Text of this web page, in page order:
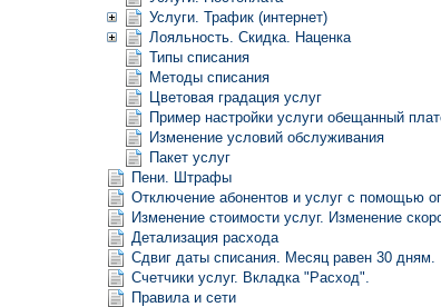
Услуги. Трафик (интернет)
Лояльность. Скидка. Наценка
Типы списания
Методы списания
Цветовая градация услуг
Пример настройки услуги обещанный
Изменение условий обслуживания
Пакет услуг
Пени. Штрафы
Отключение абонентов и услуг с помощью
Изменение стоимости услуг. Изменение
Детализация расхода
Сдвиг даты списания. Месяц равен 30 дням.
Счетчики услуг. Вкладка "Расход".
Правила и сети